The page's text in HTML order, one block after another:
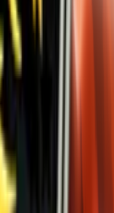
в стиле
фиолетовых
насыщенными
без каких-
подчёркивает
и